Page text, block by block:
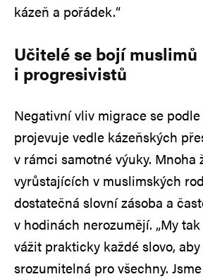
kázeň a pořádek.“
Učitelé se bojí muslimů
i progresivistů
Negativní vliv migrace se
projevuje vedle kázeňských
v rámci samotné výuky. Mnoha
vyrůstajících v muslimských
dostatečná slovní zásoba a
v hodinách nerozumějí. „My
vážit prakticky každé slovo,
srozumitelná pro všechny.